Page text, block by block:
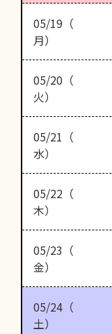
05/19（
月）
05/20（
火）
05/21（
水）
05/22（
木）
05/23（
金）
05/24（
土）